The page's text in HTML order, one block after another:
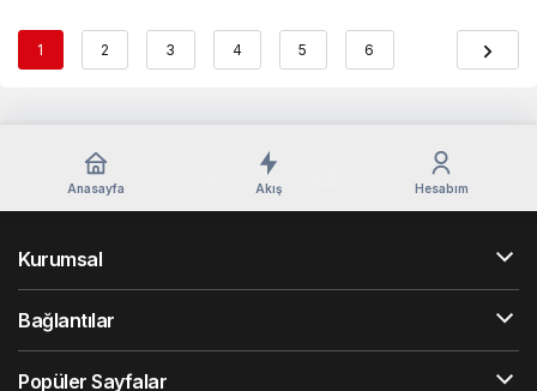
1 2 3 4 5 6
Anasayfa Akış Hesabım
Kurumsal
Bağlantılar
Popüler Sayfalar